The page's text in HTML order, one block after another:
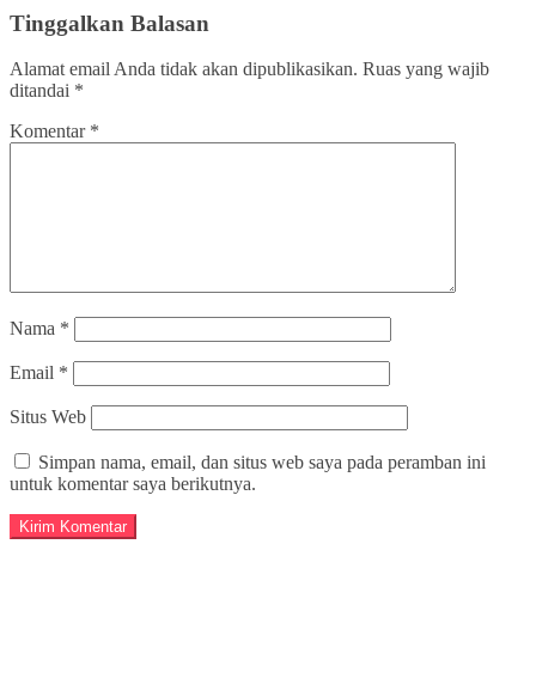
Tinggalkan Balasan
Alamat email Anda tidak akan dipublikasikan. Ruas yang wajib
ditandai *
Komentar *
Nama *
Email *
Situs Web
Simpan nama, email, dan situs web saya pada peramban ini
untuk komentar saya berikutnya.